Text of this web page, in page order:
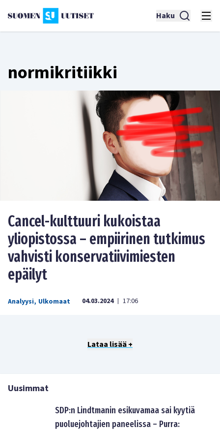
Haku
normikritiikki
Cancel-kulttuuri kukoistaa
yliopistossa – empiirinen tutkimus
vahvisti konservatiivimiesten
epäilyt
Analyysi, Ulkomaat 04.03.2024 | 17:06
Lataa lisää +
Uusimmat
SDP:n Lindtmanin esikuvamaa sai kyytiä
puoluejohtajien paneelissa – Purra: